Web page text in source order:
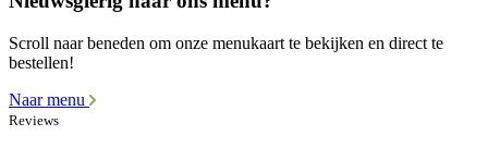
Scroll naar beneden om onze menukaart te bekijken en direct te
bestellen!
Naar menu
Reviews